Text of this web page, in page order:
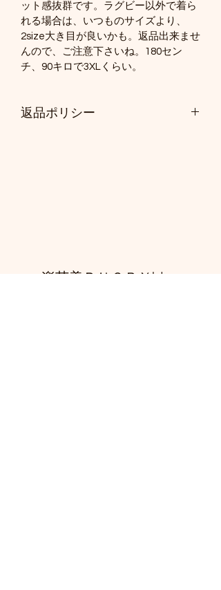
ット感抜群です。ラグビー以外で着ら
れる場合は、いつものサイズより、
2size大き目が良いかも。返品出来ませ
んので、ご注意下さいね。180セン
チ、90キロで3XLくらい。
返品ポリシー
​楽苦美ＲＵＧＢＹblog